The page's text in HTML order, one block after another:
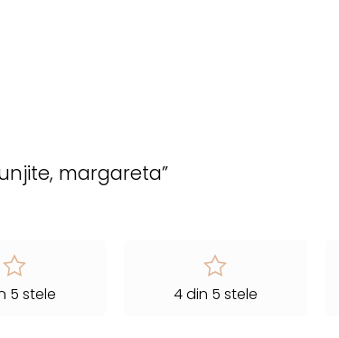
margareta”
5 stele 4 din 5 stele